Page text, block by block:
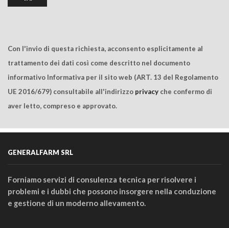
Con l'invio di questa richiesta, acconsento esplicitamente al
trattamento dei dati così come descritto nel documento
informativo Informativa per il sito web (ART. 13 del Regolamento
UE 2016/679) consultabile all'indirizzo privacy che confermo di
aver letto, compreso e approvato.
GENERALFARM SRL
Forniamo servizi di consulenza tecnica per risolvere i
problemi e i dubbi che possono insorgere nella conduzione
e gestione di un moderno allevamento.